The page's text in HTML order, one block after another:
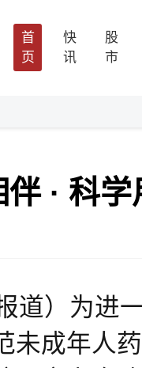
首
页
快
讯
股
市
· 科
道）为进
未成年人